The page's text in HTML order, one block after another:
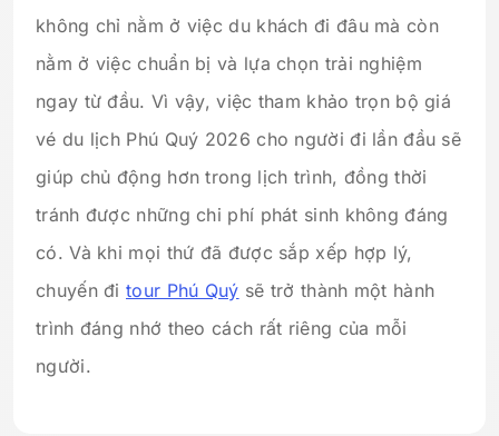
không chỉ nằm ở việc du khách đi đâu mà còn
nằm ở việc chuẩn bị và lựa chọn trải nghiệm
ngay từ đầu. Vì vậy, việc tham khảo trọn bộ giá
vé du lịch Phú Quý 2026 cho người đi lần đầu sẽ
giúp chủ động hơn trong lịch trình, đồng thời
tránh được những chi phí phát sinh không đáng
có. Và khi mọi thứ đã được sắp xếp hợp lý,
chuyến đi tour Phú Quý sẽ trở thành một hành
trình đáng nhớ theo cách rất riêng của mỗi
người.